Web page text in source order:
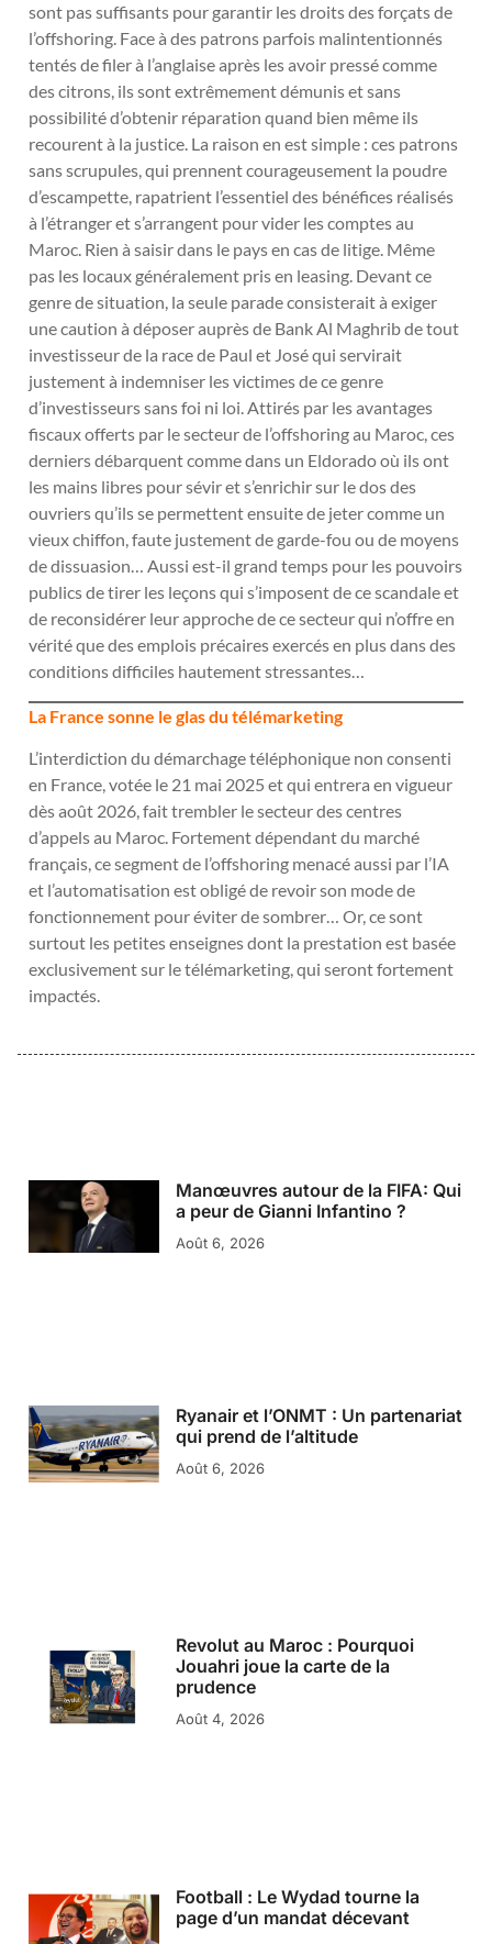
sont pas suffisants pour garantir les droits des forçats de
l’offshoring. Face à des patrons parfois malintentionnés
tentés de filer à l’anglaise après les avoir pressé comme
des citrons, ils sont extrêmement démunis et sans
possibilité d’obtenir réparation quand bien même ils
recourent à la justice. La raison en est simple : ces patrons
sans scrupules, qui prennent courageusement la poudre
d’escampette, rapatrient l’essentiel des bénéfices réalisés
à l’étranger et s’arrangent pour vider les comptes au
Maroc. Rien à saisir dans le pays en cas de litige. Même
pas les locaux généralement pris en leasing. Devant ce
genre de situation, la seule parade consisterait à exiger
une caution à déposer auprès de Bank Al Maghrib de tout
investisseur de la race de Paul et José qui servirait
justement à indemniser les victimes de ce genre
d’investisseurs sans foi ni loi. Attirés par les avantages
fiscaux offerts par le secteur de l’offshoring au Maroc, ces
derniers débarquent comme dans un Eldorado où ils ont
les mains libres pour sévir et s’enrichir sur le dos des
ouvriers qu’ils se permettent ensuite de jeter comme un
vieux chiffon, faute justement de garde-fou ou de moyens
de dissuasion… Aussi est-il grand temps pour les pouvoirs
publics de tirer les leçons qui s’imposent de ce scandale et
de reconsidérer leur approche de ce secteur qui n’offre en
vérité que des emplois précaires exercés en plus dans des
conditions difficiles hautement stressantes…
La France sonne le glas du télémarketing
L’interdiction du démarchage téléphonique non consenti
en France, votée le 21 mai 2025 et qui entrera en vigueur
dès août 2026, fait trembler le secteur des centres
d’appels au Maroc. Fortement dépendant du marché
français, ce segment de l’offshoring menacé aussi par l’IA
et l’automatisation est obligé de revoir son mode de
fonctionnement pour éviter de sombrer… Or, ce sont
surtout les petites enseignes dont la prestation est basée
exclusivement sur le télémarketing, qui seront fortement
impactés.
Manœuvres autour de la FIFA: Qui
a peur de Gianni Infantino ?
Août 6, 2026
Ryanair et l’ONMT : Un partenariat
qui prend de l’altitude
Août 6, 2026
Revolut au Maroc : Pourquoi
Jouahri joue la carte de la
prudence
Août 4, 2026
Football : Le Wydad tourne la
page d’un mandat décevant